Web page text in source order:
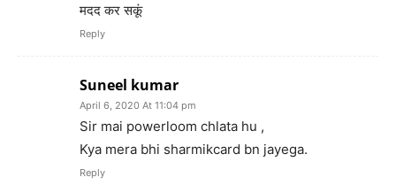
मदद कर सकूं
Reply
Suneel kumar
April 6, 2020 At 11:04 pm
Sir mai powerloom chlata hu ,
Kya mera bhi sharmikcard bn jayega.
Reply